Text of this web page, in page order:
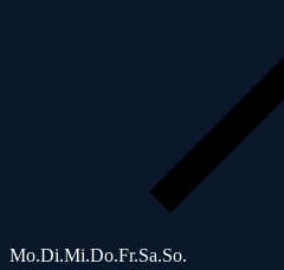
Mo.Di.Mi.Do.Fr.Sa.So.